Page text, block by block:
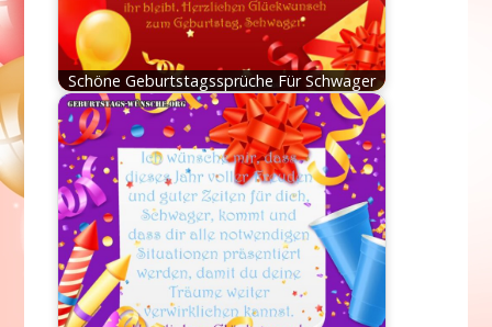
Schöne Geburtstagssprüche Für Schwager